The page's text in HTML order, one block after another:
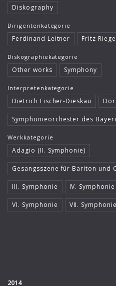
Diskography
Dirigentenkategorie
Ferdinand Leitner Fritz
Diskographiekategorie
Other works Symphony
Interpretenkategorie
Dietrich Fischer-Dieskau
Symphonieorchester des
Werkkategorie
Adagio (II. Symphonie)
Gesangsszene für Bariton und
III. Symphonie IV. Symphonie
VI. Symphonie VII. Symphonie
2014